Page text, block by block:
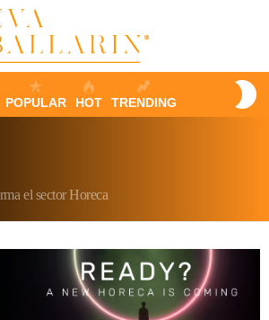
POPULAR HOT TRENDING
el sector Horeca